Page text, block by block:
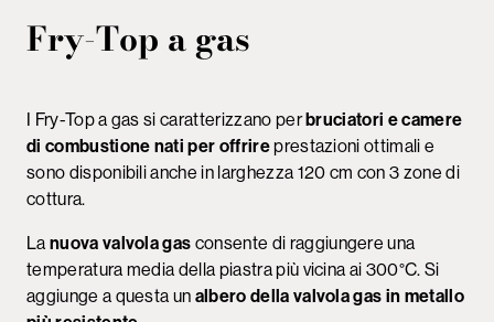
Fry-Top a gas
I Fry-Top a gas si caratterizzano perbruciatori e camere
di combustione nati per offrireprestazioni ottimali e
sono disponibili anche in larghezza 120 cm con 3 zone di
cottura.
La nuova valvola gas consente di raggiungere una
temperatura media della piastra più vicina ai 300°C. Si
aggiunge a questa un albero della valvola gas in metallo